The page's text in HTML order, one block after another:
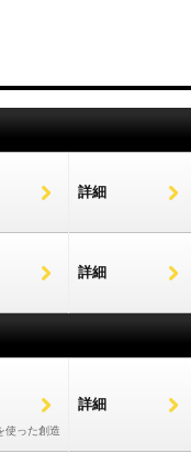
詳細
詳細
使った創造
詳細